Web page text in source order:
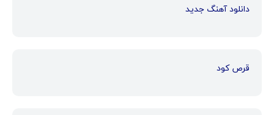
دانلود آهنگ جدید
قرص کود